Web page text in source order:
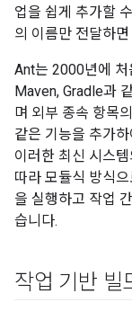
업을 쉽게 추가할
의 이름만 전달하
Ant는 2000년에 처
Maven, Gradle과
며 외부 종속 항목
같은 기능을 추가
이러한 최신 시스
따라 모듈식 방식
을 실행하고 작업
습니다.
작업 기반 빌